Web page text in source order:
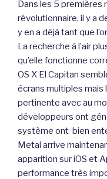
Dans les 5 premières
révolutionnaire, il y a
y en a déjà tant que
La recherche à l’air
qu’elle fonctionne
OS X El Capitan
écrans multiples
pertinente avec au
développeurs ont
système ont bien
Metal arrive
apparition sur iOS et
performance très